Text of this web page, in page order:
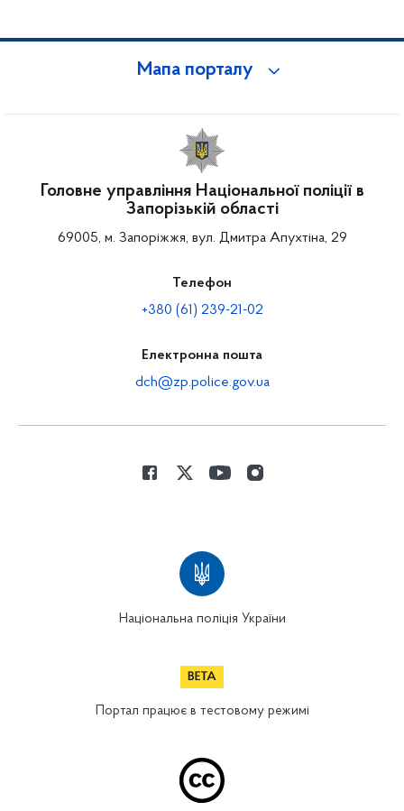
Мапа порталу
Головне управління Національної поліції в
Запорізькій області
69005, м. Запоріжжя, вул. Дмитра Апухтіна, 29
Телефон
+380 (61) 239-21-02
Електронна пошта
dch@zp.police.gov.ua
Національна поліція України
Портал працює в тестовому режимі